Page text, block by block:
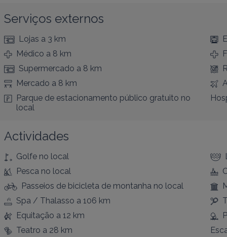
Serviços externos
Lojas a 3 km
Médico a 8 km
Supermercado a 8 km
Mercado a 8 km
Parque de estacionamento público gratuito no
local
Actividades
Golfe no local
Pesca no local
Passeios de bicicleta de montanha no local
Spa / Thalasso a 106 km
Equitação a 12 km
Teatro a 28 km